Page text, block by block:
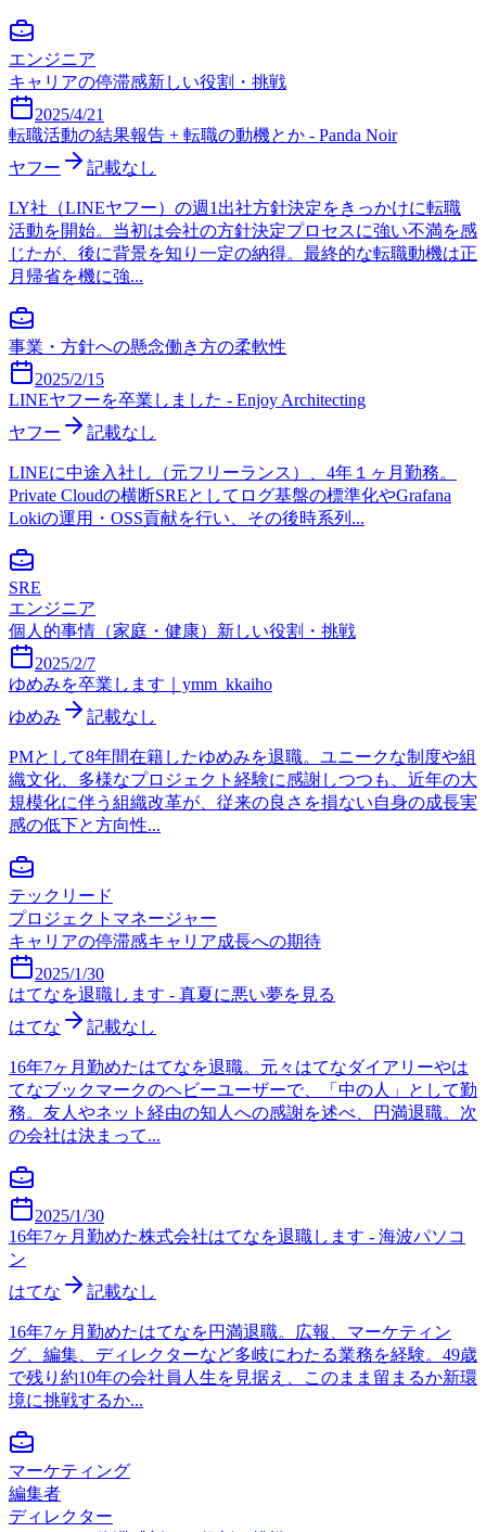
エンジニア
キャリアの停滞感新しい役割・挑戦
2025/4/21
転職活動の結果報告 + 転職の動機とか - Panda Noir
ヤフー
記載なし
LY社（LINEヤフー）の週1出社方針決定をきっかけに転職
活動を開始。当初は会社の方針決定プロセスに強い不満を感
じたが、後に背景を知り一定の納得。最終的な転職動機は正
月帰省を機に強...
事業・方針への懸念働き方の柔軟性
2025/2/15
LINEヤフーを卒業しました - Enjoy Architecting
ヤフー
記載なし
LINEに中途入社し（元フリーランス）、4年１ヶ月勤務。
Private Cloudの横断SREとしてログ基盤の標準化やGrafana
Lokiの運用・OSS貢献を行い、その後時系列...
SRE
エンジニア
個人的事情（家庭・健康） 新しい役割・挑戦
2025/2/7
ゆめみを卒業します｜ymm_kkaiho
ゆめみ
記載なし
PMとして8年間在籍したゆめみを退職。ユニークな制度や組
織文化、多様なプロジェクト経験に感謝しつつも、近年の大
規模化に伴う組織改革が、従来の良さを損ない自身の成長実
感の低下と方向性...
テックリード
プロジェクトマネージャー
キャリアの停滞感キャリア成長への期待
2025/1/30
はてなを退職します - 真夏に悪い夢を見る
はてな
記載なし
16年7ヶ月勤めたはてなを退職。元々はてなダイアリーやは
てなブックマークのヘビーユーザーで、「中の人」として勤
務。友人やネット経由の知人への感謝を述べ、円満退職。次
の会社は決まって...
2025/1/30
16年7ヶ月勤めた株式会社はてなを退職します - 海波パソコ
ン
はてな
記載なし
16年7ヶ月勤めたはてなを円満退職。広報、マーケティン
グ、編集、ディレクターなど多岐にわたる業務を経験。49歳
で残り約10年の会社員人生を見据え、このまま留まるか新環
境に挑戦するか...
マーケティング
編集者
ディレクター